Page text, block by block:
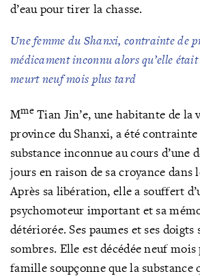
d’eau pour tirer la chasse.
Une femme du Shanxi, contrainte de
médicament inconnu alors qu’elle
meurt neuf mois plus tard
MmeTian Jin’e, une habitante de la
province du Shanxi, a été contrainte
substance inconnue au cours d’une
jours en raison de sa croyance dans
Après sa libération, elle a souffert
psychomoteur important et sa
détériorée. Ses paumes et ses doigts
sombres. Elle est décédée neuf mois
famille soupçonne que la substance